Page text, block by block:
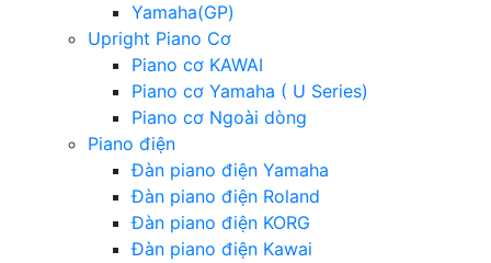
Yamaha(GP)
Upright Piano Cơ
Piano cơ KAWAI
Piano cơ Yamaha ( U Series)
Piano cơ Ngoài dòng
Piano điện
Đàn piano điện Yamaha
Đàn piano điện Roland
Đàn piano điện KORG
Đàn piano điện Kawai